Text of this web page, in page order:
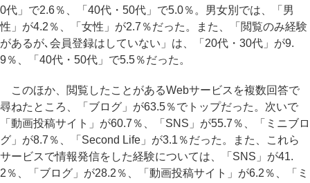
0代」で2.6％、「40代・50代」で5.0％。男女別では、「男
性」が4.2％、「女性」が2.7％だった。また、「閲覧のみ経験
があるが､会員登録はしていない」は、「20代・30代」が9.
9％、「40代・50代」で5.5％だった。
このほか、閲覧したことがあるWebサービスを複数回答で
尋ねたところ、「ブログ」が63.5％でトップだった。次いで
「動画投稿サイト」が60.7％、「SNS」が55.7％、「ミニブロ
グ」が8.7％、「Second Life」が3.1％だった。また、これら
サービスで情報発信をした経験については、「SNS」が41.
2％、「ブログ」が28.2％、「動画投稿サイト」が6.2％、「ミ